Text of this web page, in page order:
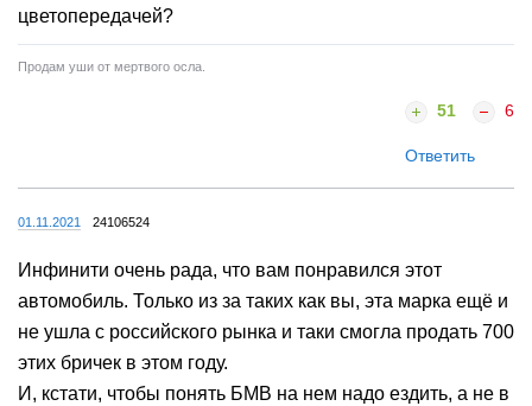
цветопередачей?
Продам уши от мертвого осла.
51 6
Ответить
01.11.2021 24106524
Инфинити очень рада, что вам понравился этот
автомобиль. Только из за таких как вы, эта марка ещё и
не ушла с российского рынка и таки смогла продать 700
этих бричек в этом году.
И, кстати, чтобы понять БМВ на нем надо ездить, а не в